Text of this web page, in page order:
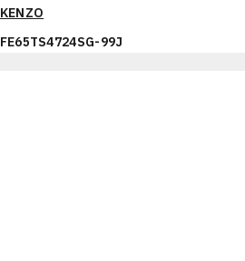
KENZO
FE65TS4724SG-99J